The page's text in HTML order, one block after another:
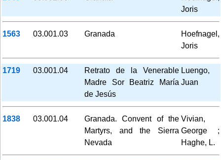
Joris
1563 03.001.03 Granada
Hoefnagel,
Joris
1719 03.001.04
Retrato de la Venerable
Madre Sor Beatriz María
de Jesús
Luengo,
Juan
1838 03.001.04
Granada. Convent of the
Martyrs, and the Sierra
Nevada
Vivian,
George ;
Haghe, L.